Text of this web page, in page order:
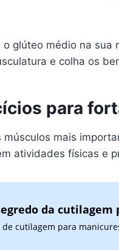
o glúteo médio na
e colha os
para
músculos mais
atividades físicas e
da cutilagem
de cutilagem para